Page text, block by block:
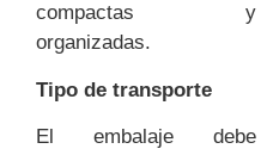
compactas y
organizadas.
Tipo de transporte
El embalaje debe